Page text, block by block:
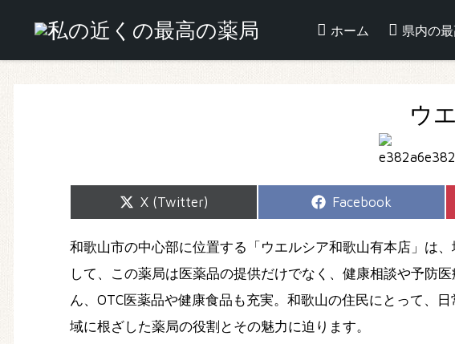
ホーム 県内の
ウ
Share
X (Twitter)
Share
Facebook
和歌山市の中心部に位置する「ウエルシア和歌山有本店」は
して、この薬局は医薬品の提供だけでなく、健康相談や予防
ん、OTC医薬品や健康食品も充実。和歌山の住民にとって、
域に根ざした薬局の役割とその魅力に迫ります。